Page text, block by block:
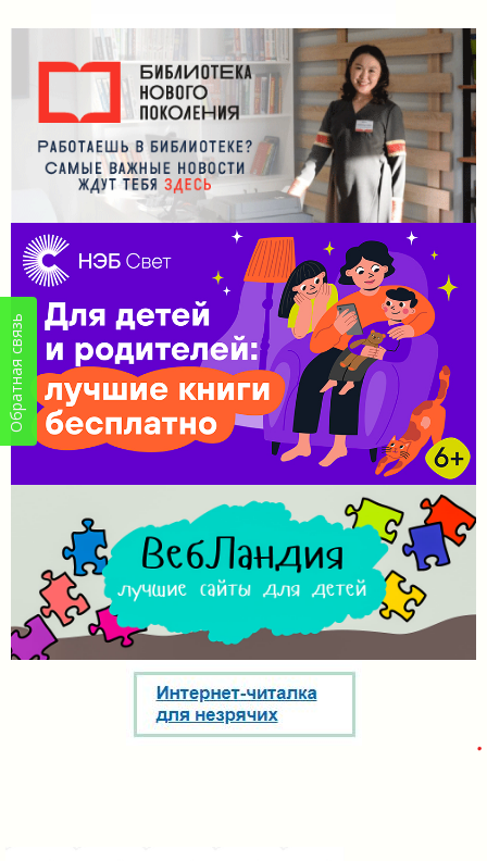
Обратная связь